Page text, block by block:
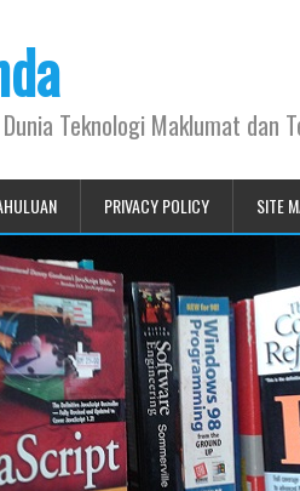
Teknologi Maklumat dan
PRIVACY POLICY SITE